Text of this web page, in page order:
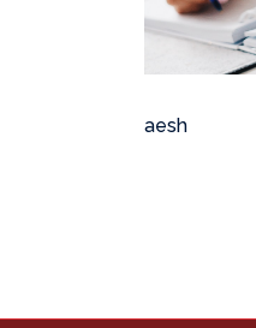
aesh